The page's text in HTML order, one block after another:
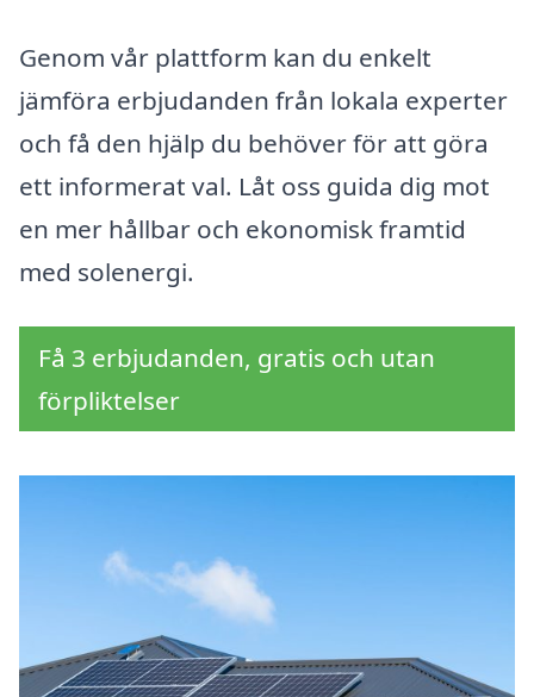
Genom vår plattform kan du enkelt
jämföra erbjudanden från lokala experter
och få den hjälp du behöver för att göra
ett informerat val. Låt oss guida dig mot
en mer hållbar och ekonomisk framtid
med solenergi.
Få 3 erbjudanden, gratis och utan
förpliktelser